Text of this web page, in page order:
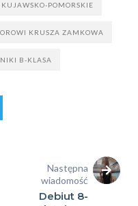
POMORSKIE
KRUSZA ZAMKOWA
B-KLASA
Następna
wiadomość
Debiut 8-